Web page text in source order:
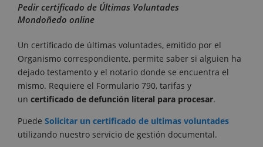
Pedir certificado de Últimas Voluntades
Mondoñedo online
Un certificado de últimas voluntades, emitido por el
Organismo correspondiente, permite saber si alguien ha
dejado testamento y el notario donde se encuentra el
mismo. Requiere el Formulario 790, tarifas y
un certificado de defunción literal para procesar.
Puede Solicitar un certificado de ultimas voluntades
utilizando nuestro servicio de gestión documental.